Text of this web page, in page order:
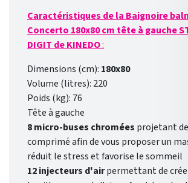
Caractéristiques de la Baignoire
Concerto 180x80 cm tête à gauche
DIGIT de KINEDO:
Dimensions (cm): 180x80
Volume (litres): 220
Poids (kg): 76
Tête à gauche
8 micro-buses chromées projetant
comprimé afin de vous proposer un
réduit le stress et favorise le sommeil
12 injecteurs d'airpermettant de